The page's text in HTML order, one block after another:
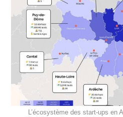
L’écosystème des start-ups en